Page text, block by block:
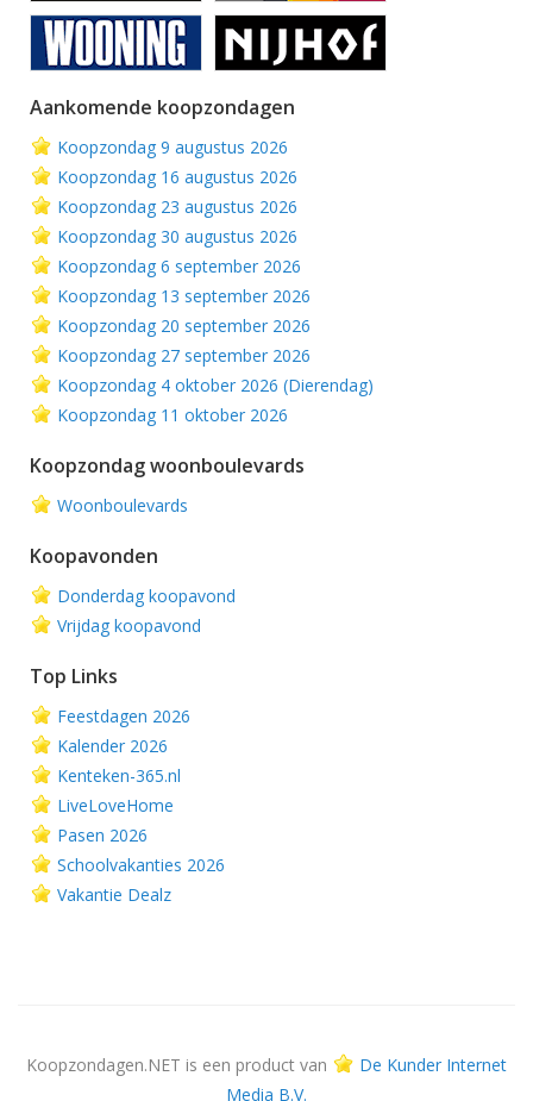
Aankomende koopzondagen
Koopzondag 9 augustus 2026
Koopzondag 16 augustus 2026
Koopzondag 23 augustus 2026
Koopzondag 30 augustus 2026
Koopzondag 6 september 2026
Koopzondag 13 september 2026
Koopzondag 20 september 2026
Koopzondag 27 september 2026
Koopzondag 4 oktober 2026 (Dierendag)
Koopzondag 11 oktober 2026
Koopzondag woonboulevards
Woonboulevards
Koopavonden
Donderdag koopavond
Vrijdag koopavond
Top Links
Feestdagen 2026
Kalender 2026
Kenteken-365.nl
LiveLoveHome
Pasen 2026
Schoolvakanties 2026
Vakantie Dealz
Koopzondagen.NET is een product van
De Kunder Internet
Media B.V.